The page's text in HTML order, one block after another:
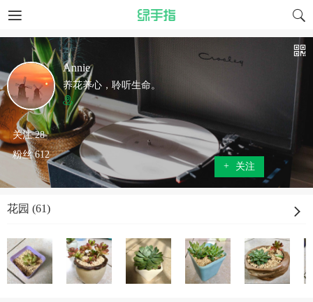
关注 28
粉丝 612
Annie
养花养心，聆听生命。
+ 关注
花园 (61)